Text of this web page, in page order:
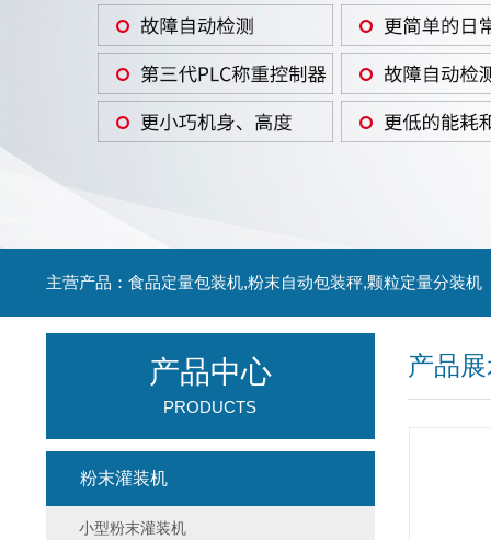
主营产品：食品定量包装机,粉末自动包装秤,颗粒定量分装机
产品
产品中心
PRODUCTS
粉末灌装机
小型粉末灌装机